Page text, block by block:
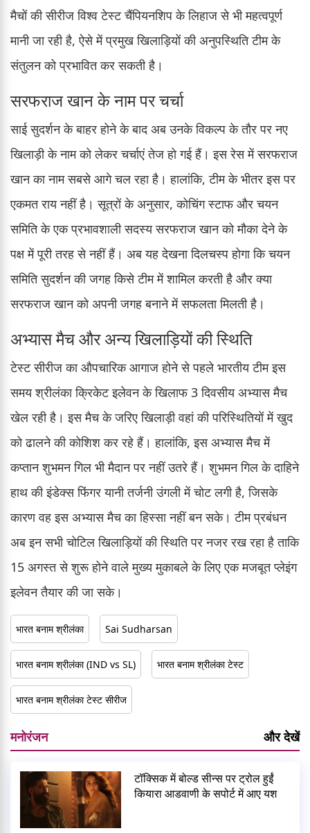
मैचों की सीरीज विश्व टेस्ट चैंपियनशिप के लिहाज से भी महत्वपूर्ण
मानी जा रही है, ऐसे में प्रमुख खिलाड़ियों की अनुपस्थिति टीम के
संतुलन को प्रभावित कर सकती है।
सरफराज खान के नाम पर चर्चा
साई सुदर्शन के बाहर होने के बाद अब उनके विकल्प के तौर पर नए
खिलाड़ी के नाम को लेकर चर्चाएं तेज हो गई हैं। इस रेस में सरफराज
खान का नाम सबसे आगे चल रहा है। हालांकि, टीम के भीतर इस पर
एकमत राय नहीं है। सूत्रों के अनुसार, कोचिंग स्टाफ और चयन
समिति के एक प्रभावशाली सदस्य सरफराज खान को मौका देने के
पक्ष में पूरी तरह से नहीं हैं। अब यह देखना दिलचस्प होगा कि चयन
समिति सुदर्शन की जगह किसे टीम में शामिल करती है और क्या
सरफराज खान को अपनी जगह बनाने में सफलता मिलती है।
अभ्यास मैच और अन्य खिलाड़ियों की स्थिति
टेस्ट सीरीज का औपचारिक आगाज होने से पहले भारतीय टीम इस
समय श्रीलंका क्रिकेट इलेवन के खिलाफ 3 दिवसीय अभ्यास मैच
खेल रही है। इस मैच के जरिए खिलाड़ी वहां की परिस्थितियों में खुद
को ढालने की कोशिश कर रहे हैं। हालांकि, इस अभ्यास मैच में
कप्तान शुभमन गिल भी मैदान पर नहीं उतरे हैं। शुभमन गिल के दाहिने
हाथ की इंडेक्स फिंगर यानी तर्जनी उंगली में चोट लगी है, जिसके
कारण वह इस अभ्यास मैच का हिस्सा नहीं बन सके। टीम प्रबंधन
अब इन सभी चोटिल खिलाड़ियों की स्थिति पर नजर रख रहा है ताकि
15 अगस्त से शुरू होने वाले मुख्य मुकाबले के लिए एक मजबूत प्लेइंग
इलेवन तैयार की जा सके।
भारत बनाम श्रीलंका Sai Sudharsan
भारत बनाम श्रीलंका (IND vs SL) भारत बनाम श्रीलंका टेस्ट
भारत बनाम श्रीलंका टेस्ट सीरीज
मनोरंजन और देखें
टॉक्सिक में बोल्ड सीन्स पर ट्रोल हुईं
कियारा आडवाणी के सपोर्ट में आए यश